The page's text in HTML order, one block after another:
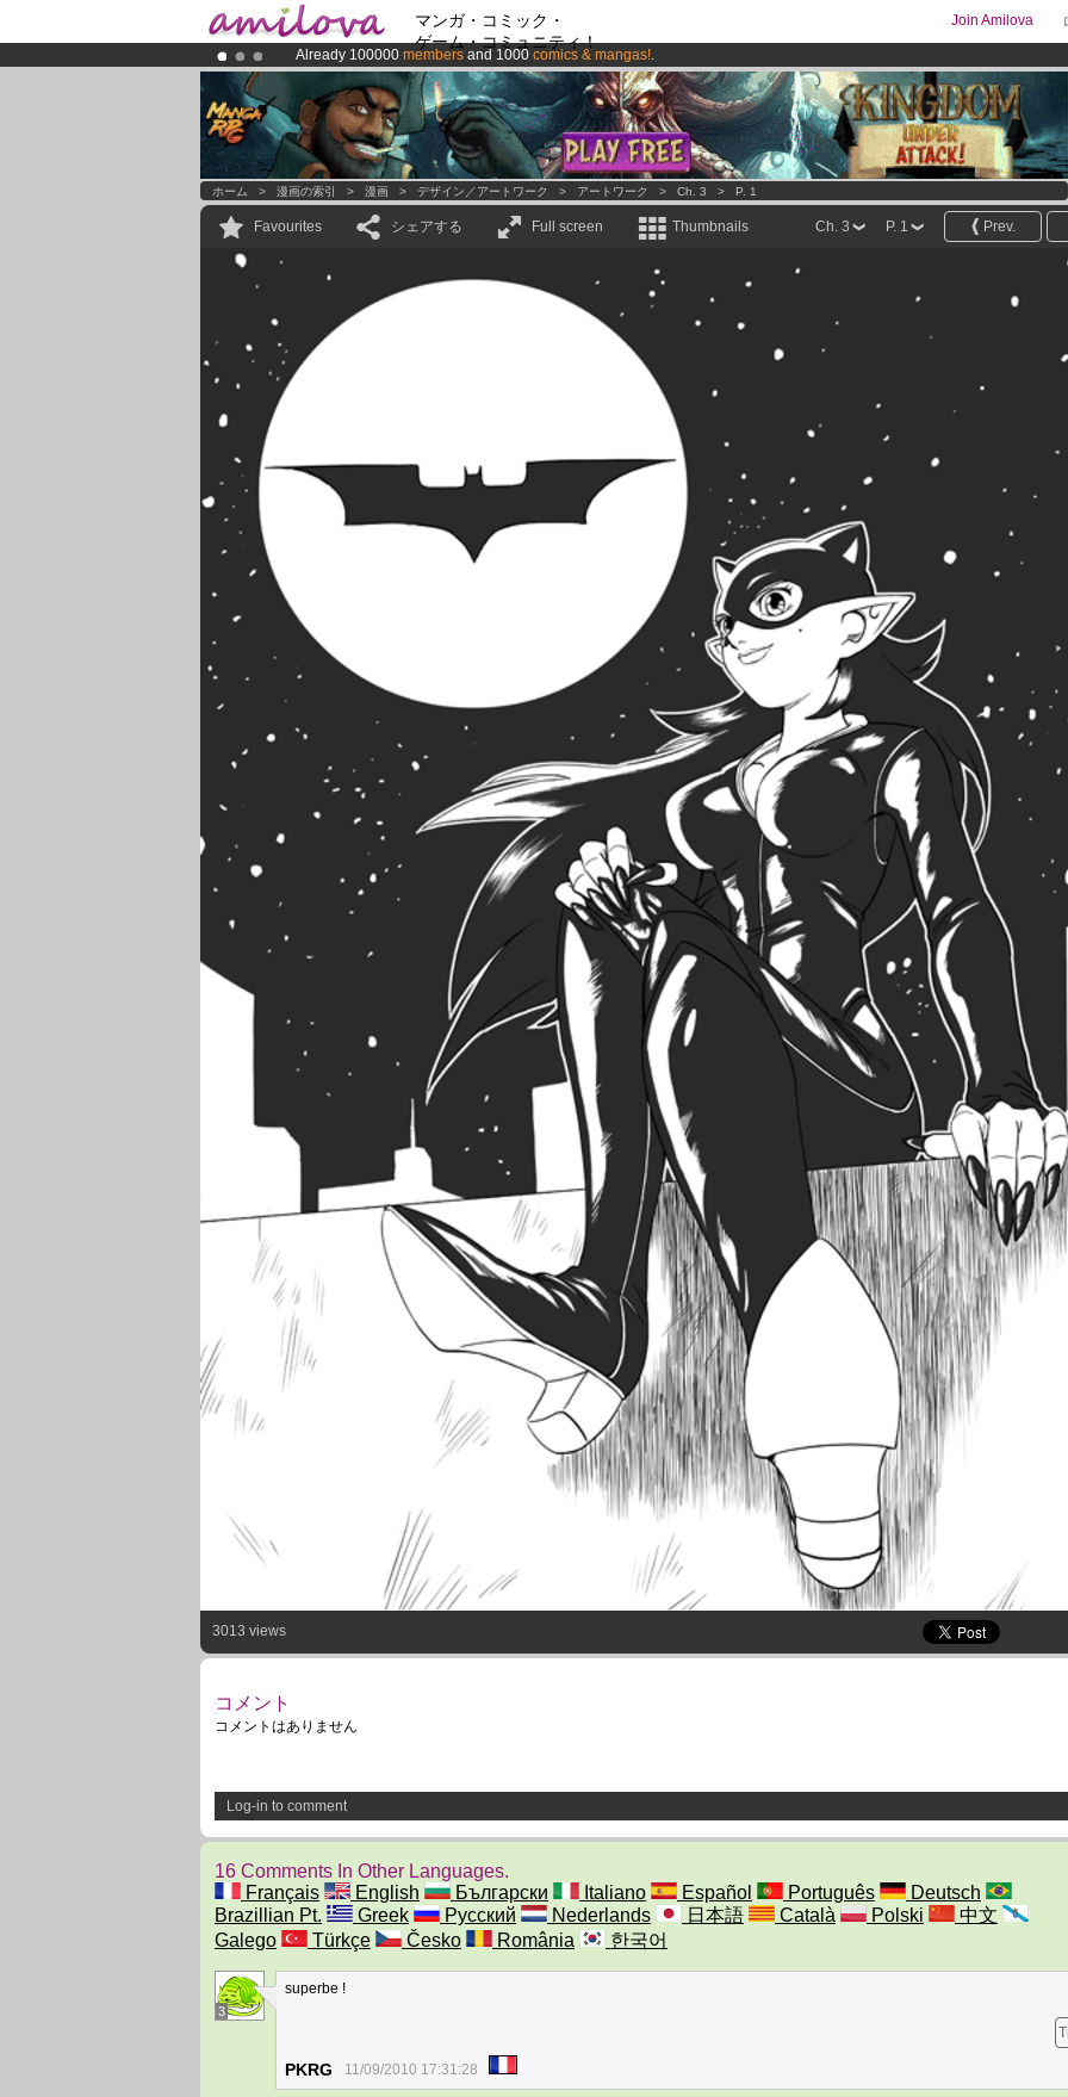
マンガ・コミック・
ゲーム・コミュニティ！
Join Amilova
Already 100000 members and 1000 comics & mangas!.
AmilovaKickstarter is now LIVE!.
Premium membership from3.95 euros per month !Get membership now
ホーム > 漫画の索引 > 漫画 > デザイン／アートワーク > アートワーク > Ch. 3 > P. 1
Favourites シェアする Full screen Thumbnails Prev.
P. 1
Ch. 3
3013 views
コメント
コメントはありません
Log-in to comment
16 Comments In Other Languages.
Français
English Български Italiano Español Português
Deutsch
Brazillian Pt.
Greek Русский Nederlands 日本語 Català Polski
中文
Galego
Türkçe Česko România 한국어
3
superbe !
PKRG 11/09/2010 17:31:28